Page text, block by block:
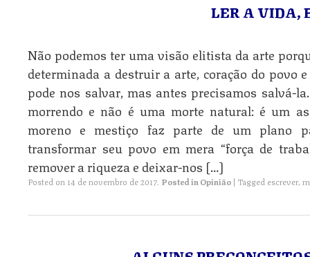
LER A VIDA,
Não podemos ter uma visão elitista da arte
determinada a destruir a arte, coração do povo
pode nos salvar, mas antes precisamos salvá-
morrendo e não é uma morte natural: é um
moreno e mestiço faz parte de um plano
transformar seu povo em mera “força de
remover a riqueza e deixar-nos […]
Posted on 14 de novembro de 2017. Posted inOpinião | Tagged escrever,